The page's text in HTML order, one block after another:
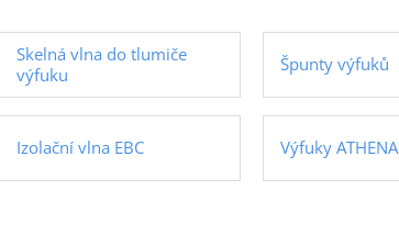
Skelná vlna do tlumiče
výfuku
Špunty výfuků
Izolační vlna EBC Výfuky ATHENA